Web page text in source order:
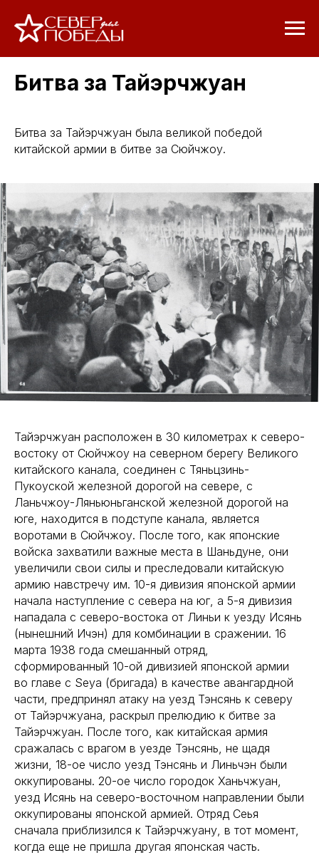
Битва за Тайэрчжуан
Битва за Тайэрчжуан была великой победой
китайской армии в битве за Сюйчжоу.
Тайэрчжуан расположен в 30 километрах к северо-
востоку от Сюйчжоу на северном берегу Великого
китайского канала, соединен с Тяньцзинь-
Пукоуской железной дорогой на севере, с
Ланьчжоу-Ляньюньганской железной дорогой на
юге, находится в подступе канала, является
воротами в Сюйчжоу. После того, как японские
войска захватили важные места в Шаньдуне, они
увеличили свои силы и преследовали китайскую
армию навстречу им. 10-я дивизия японской армии
начала наступление с севера на юг, а 5-я дивизия
нападала с северо-востока от Линьи к уезду Исянь
(нынешний Ичэн) для комбинации в сражении. 16
марта 1938 года смешанный отряд,
сформированный 10-ой дивизией японской армии
во главе с Seya (бригада) в качестве авангардной
части, предпринял атаку на уезд Тэнсянь к северу
от Тайэрчжуана, раскрыл прелюдию к битве за
Тайэрчжуан. После того, как китайская армия
сражалась с врагом в уезде Тэнсянь, не щадя
жизни, 18-ое число уезд Тэнсянь и Линьчэн были
оккупированы. 20-ое число городок Ханьчжуан,
уезд Исянь на северо-восточном направлении были
оккупированы японской армией. Отряд Сеья
сначала приблизился к Тайэрчжуану, в тот момент,
когда еще не пришла другая японская часть.